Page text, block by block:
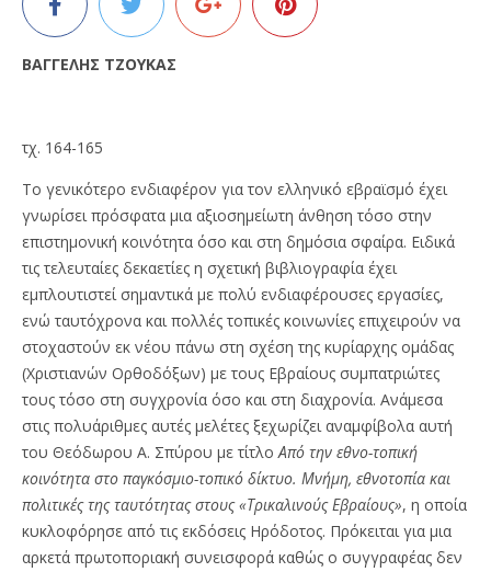
ΒΑΓΓΕΛΗΣ ΤΖΟΥΚΑΣ
τχ. 164-165
Το γενικότερο ενδιαφέρον για τον ελληνικό εβραϊσμό έχει
γνωρίσει πρόσφατα μια αξιοσημείωτη άνθηση τόσο στην
επιστημονική κοινότητα όσο και στη δημόσια σφαίρα. Ειδικά
τις τελευταίες δεκαετίες η σχετική βιβλιογραφία έχει
εμπλουτιστεί σημαντικά με πολύ ενδιαφέρουσες εργασίες,
ενώ ταυτόχρονα και πολλές τοπικές κοινωνίες επιχειρούν να
στοχαστούν εκ νέου πάνω στη σχέση της κυρίαρχης ομάδας
(Χριστιανών Ορθοδόξων) με τους Εβραίους συμπατριώτες
τους τόσο στη συγχρονία όσο και στη διαχρονία. Ανάμεσα
στις πολυάριθμες αυτές μελέτες ξεχωρίζει αναμφίβολα αυτή
του Θεόδωρου Α. Σπύρου με τίτλοΑπό την εθνο-τοπική
κοινότητα στο παγκόσμιο-τοπικό δίκτυο. Μνήμη, εθνοτοπία και
πολιτικές της ταυτότητας στους «Τρικαλινούς Εβραίους», η οποία
κυκλοφόρησε από τις εκδόσεις Ηρόδοτος. Πρόκειται για μια
αρκετά πρωτοποριακή συνεισφορά καθώς ο συγγραφέας δεν